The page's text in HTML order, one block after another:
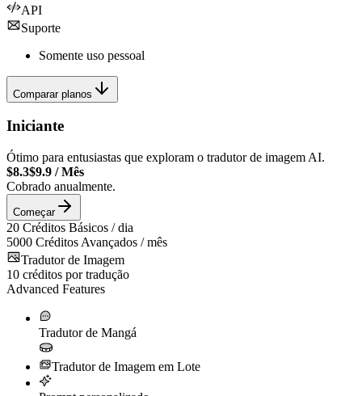
API
Suporte
Somente uso pessoal
Comparar planos
Iniciante
Ótimo para entusiastas que exploram o tradutor de imagem AI.
$8.3$9.9 /Mês
Cobrado anualmente.
Começar
20 Créditos Básicos / dia
5000 Créditos Avançados / mês
Tradutor de Imagem
10 créditos por tradução
Advanced Features
Tradutor de Mangá
Tradutor de Imagem em Lote